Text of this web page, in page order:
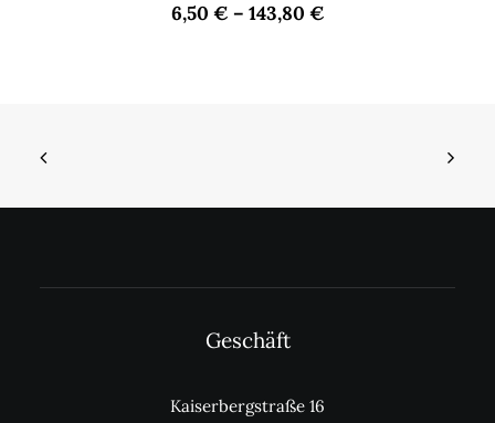
auf
der
gewählt
6,50 € – 143,80 €
Geschäft
Kaiserbergstraße 16